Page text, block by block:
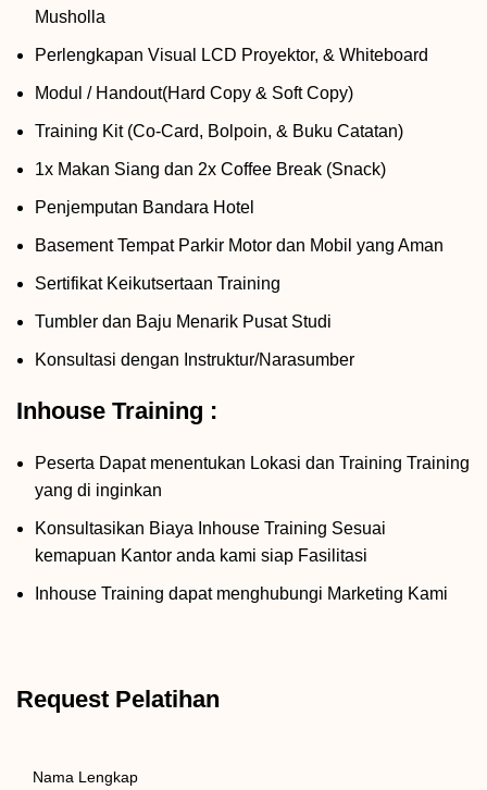
Musholla
Perlengkapan Visual LCD Proyektor, & Whiteboard
Modul / Handout(Hard Copy & Soft Copy)
Training Kit (Co-Card, Bolpoin, & Buku Catatan)
1x Makan Siang dan 2x Coffee Break (Snack)
Penjemputan Bandara Hotel
Basement Tempat Parkir Motor dan Mobil yang Aman
Sertifikat Keikutsertaan Training
Tumbler dan Baju Menarik Pusat Studi
Konsultasi dengan Instruktur/Narasumber
Inhouse Training :
Peserta Dapat menentukan Lokasi dan Training Training
yang di inginkan
Konsultasikan Biaya Inhouse Training Sesuai
kemapuan Kantor anda kami siap Fasilitasi
Inhouse Training dapat menghubungi Marketing Kami
Request Pelatihan